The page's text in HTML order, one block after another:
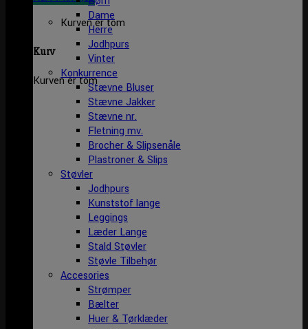
Kurven er tom
Kurv
Kurven er tom
Dame
Herre
Jodhpurs
Vinter
Konkurrence
Stævne Bluser
Stævne Jakker
Stævne nr.
Fletning mv.
Brocher & Slipsenåle
Plastroner & Slips
Støvler
Jodhpurs
Kunststof lange
Leggings
Læder Lange
Stald Støvler
Støvle Tilbehør
Accesories
Strømper
Bælter
Huer & Tørklæder